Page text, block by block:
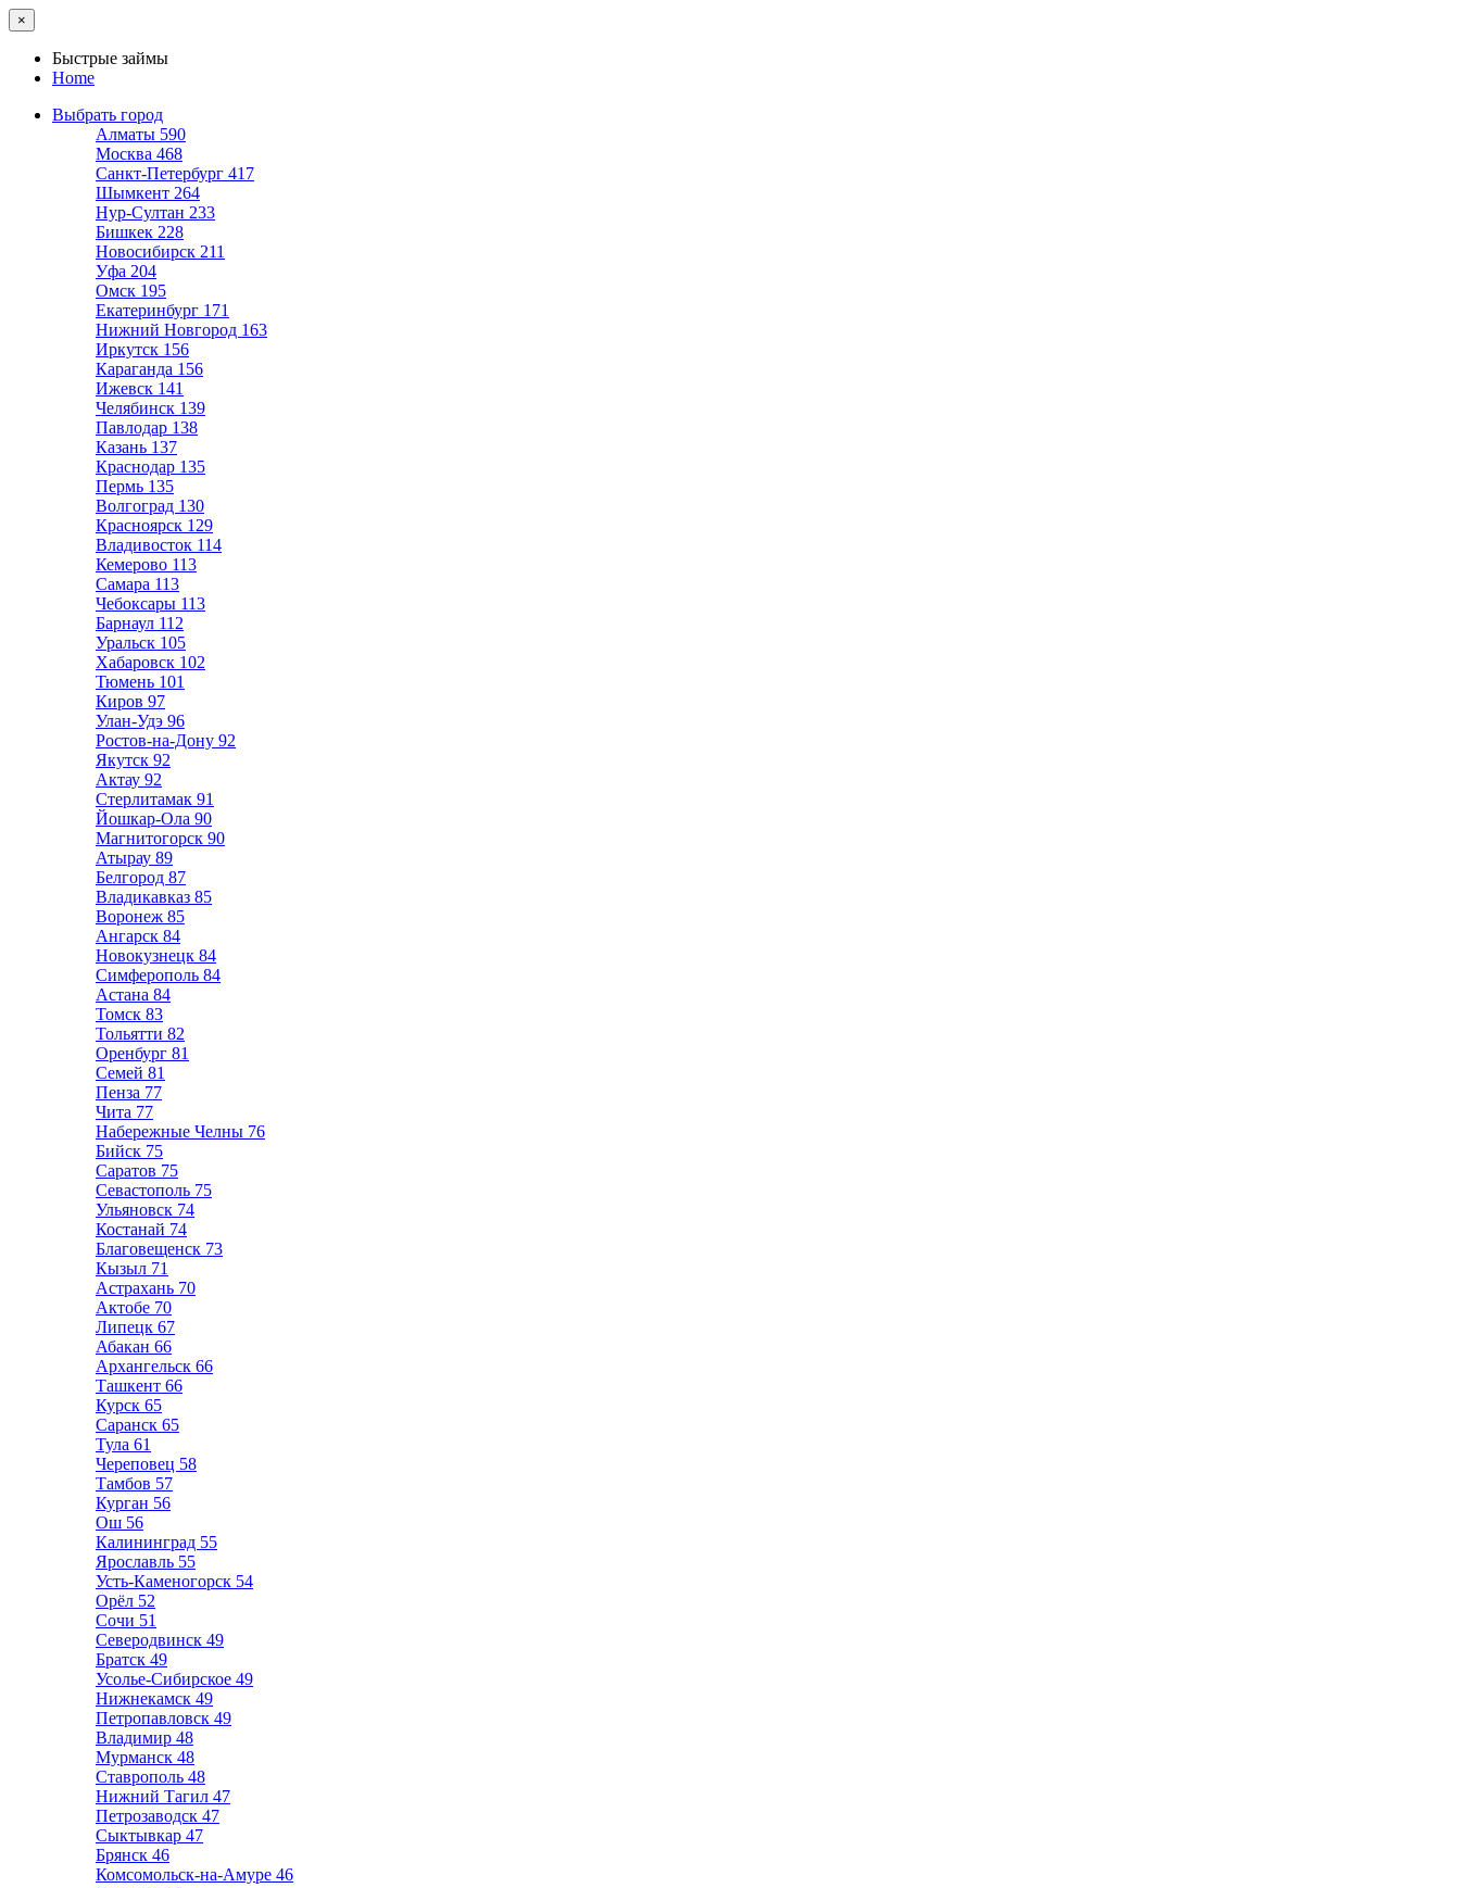
×
Быстрые займы
Home
Выбрать город
Алматы 590
Москва 468
Санкт-Петербург 417
Шымкент 264
Нур-Султан 233
Бишкек 228
Новосибирск 211
Уфа 204
Омск 195
Екатеринбург 171
Нижний Новгород 163
Иркутск 156
Караганда 156
Ижевск 141
Челябинск 139
Павлодар 138
Казань 137
Краснодар 135
Пермь 135
Волгоград 130
Красноярск 129
Владивосток 114
Кемерово 113
Самара 113
Чебоксары 113
Барнаул 112
Уральск 105
Хабаровск 102
Тюмень 101
Киров 97
Улан-Удэ 96
Ростов-на-Дону 92
Якутск 92
Актау 92
Стерлитамак 91
Йошкар-Ола 90
Магнитогорск 90
Атырау 89
Белгород 87
Владикавказ 85
Воронеж 85
Ангарск 84
Новокузнецк 84
Симферополь 84
Астана 84
Томск 83
Тольятти 82
Оренбург 81
Семей 81
Пенза 77
Чита 77
Набережные Челны 76
Бийск 75
Саратов 75
Севастополь 75
Ульяновск 74
Костанай 74
Благовещенск 73
Кызыл 71
Астрахань 70
Актобе 70
Липецк 67
Абакан 66
Архангельск 66
Ташкент 66
Курск 65
Саранск 65
Тула 61
Череповец 58
Тамбов 57
Курган 56
Ош 56
Калининград 55
Ярославль 55
Усть-Каменогорск 54
Орёл 52
Сочи 51
Северодвинск 49
Братск 49
Усолье-Сибирское 49
Нижнекамск 49
Петропавловск 49
Владимир 48
Мурманск 48
Ставрополь 48
Нижний Тагил 47
Петрозаводск 47
Сыктывкар 47
Брянск 46
Комсомольск-на-Амуре 46